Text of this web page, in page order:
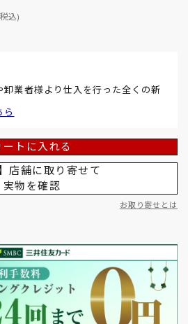
込)
卸業者様より仕入を行った全くの新
ら
ートに入れる
店舗に取り寄せて
実物を確認
お取り寄せとは